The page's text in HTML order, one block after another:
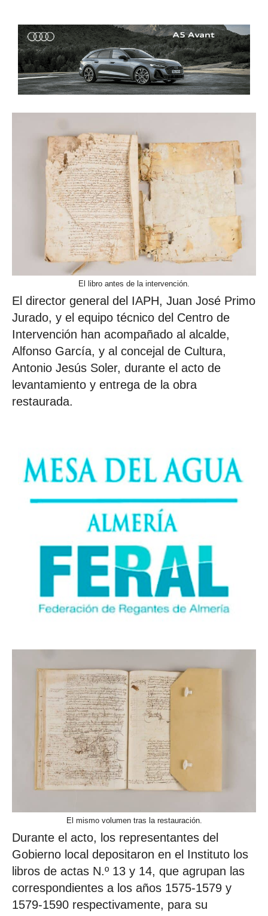
El libro antes de la intervención.
El director general del IAPH, Juan José Primo
Jurado, y el equipo técnico del Centro de
Intervención han acompañado al alcalde,
Alfonso García, y al concejal de Cultura,
Antonio Jesús Soler, durante el acto de
levantamiento y entrega de la obra
restaurada.
El mismo volumen tras la restauración.
Durante el acto, los representantes del
Gobierno local depositaron en el Instituto los
libros de actas N.º 13 y 14, que agrupan las
correspondientes a los años 1575-1579 y
1579-1590 respectivamente, para su